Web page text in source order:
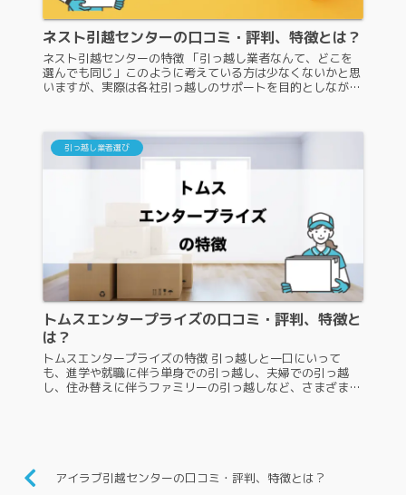
ネスト引越センターの口コミ・評判、特徴とは？
ネスト引越センターの特徴 「引っ越し業者なんて、どこを
選んでも同じ」このように考えている方は少なくないかと思
いますが、実際は各社引っ越しのサポートを目的としながら
引っ越し業者選び
トムスエンタープライズの口コミ・評判、特徴と
は？
トムスエンタープライズの特徴 引っ越しと一口にいって
も、進学や就職に伴う単身での引っ越し、夫婦での引っ越
し、住み替えに伴うファミリーの引っ越しなど、さまざまな
アイラブ引越センターの口コミ・評判、特徴とは？